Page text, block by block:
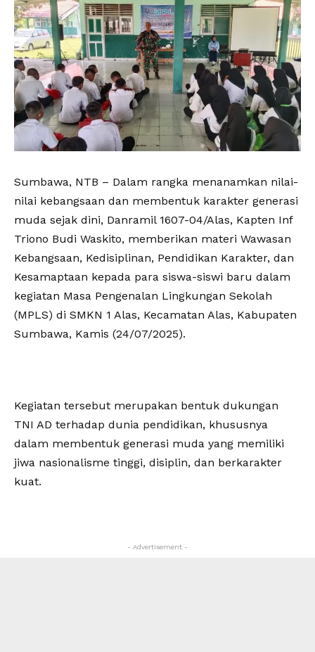
Sumbawa, NTB – Dalam rangka menanamkan nilai-
nilai kebangsaan dan membentuk karakter generasi
muda sejak dini, Danramil 1607-04/Alas, Kapten Inf
Triono Budi Waskito, memberikan materi Wawasan
Kebangsaan, Kedisiplinan, Pendidikan Karakter, dan
Kesamaptaan kepada para siswa-siswi baru dalam
kegiatan Masa Pengenalan Lingkungan Sekolah
(MPLS) di SMKN 1 Alas, Kecamatan Alas, Kabupaten
Sumbawa, Kamis (24/07/2025).
Kegiatan tersebut merupakan bentuk dukungan
TNI AD terhadap dunia pendidikan, khususnya
dalam membentuk generasi muda yang memiliki
jiwa nasionalisme tinggi, disiplin, dan berkarakter
kuat.
- Advertisement -